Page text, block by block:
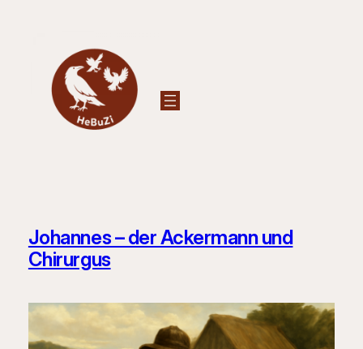
Johannes – der Ackermann und
Chirurgus